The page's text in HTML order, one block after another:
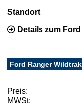
Standort
Details zum
Ford Ranger
Preis:
MWSt: